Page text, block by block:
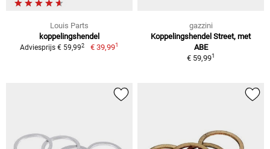
Louis Parts
koppelingshendel
Adviesprijs € 59,992 € 39,991
gazzini
Koppelingshendel Street, met
ABE
€ 59,991